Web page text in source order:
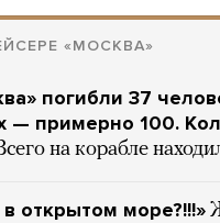
«МОСКВА»
погибли 37
— примерно 100.
на корабле
открытом море?!!!»